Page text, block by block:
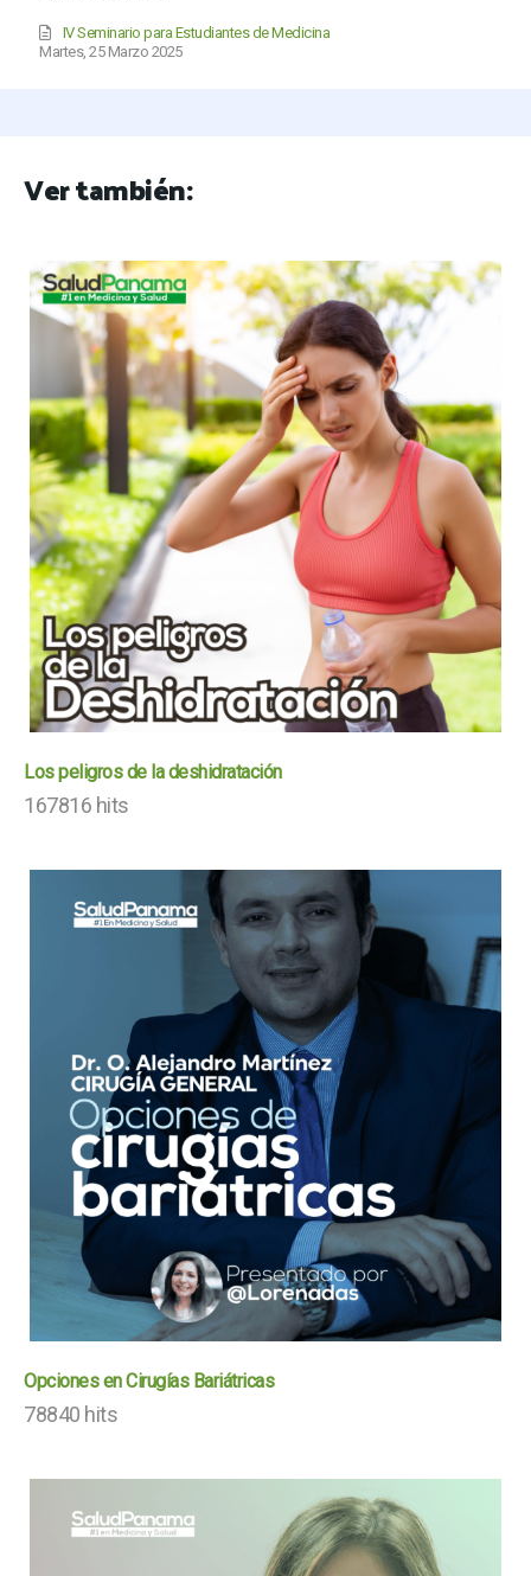
Martes, 25 Marzo 2025
IV Seminario para Estudiantes de Medicina
Ver también:
Los peligros de la deshidratación
167816 hits
Opciones en Cirugías Bariátricas
78840 hits